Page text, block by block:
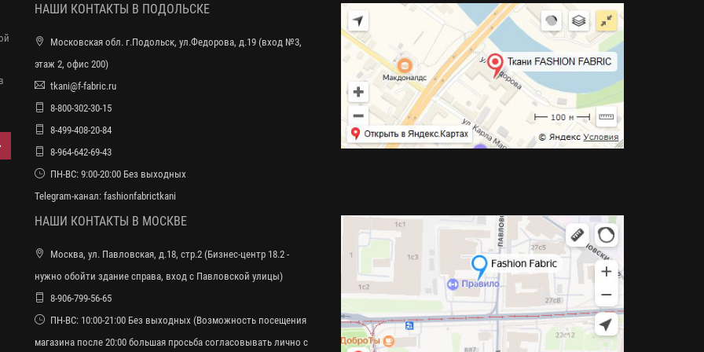
НАШИ КОНТАКТЫ В ПОДОЛЬСКЕ
Московская обл. г.Подольск, ул.Федорова, д.19 (вход №3,
этаж 2, офис 200)
tkani@f-fabric.ru
8-800-302-30-15
8-499-408-20-84
8-964-642-69-43
ПН-ВС: 9:00-20:00 Без выходных
Telegram-канал: fashionfabrictkani
НАШИ КОНТАКТЫ В МОСКВЕ
Москва, ул. Павловская, д.18, стр.2 (Бизнес-центр 18.2 -
нужно обойти здание справа, вход с Павловской улицы)
8-906-799-56-65
ПН-ВС: 10:00-21:00 Без выходных (Возможность посещения
магазина после 20:00 большая просьба согласовывать лично с